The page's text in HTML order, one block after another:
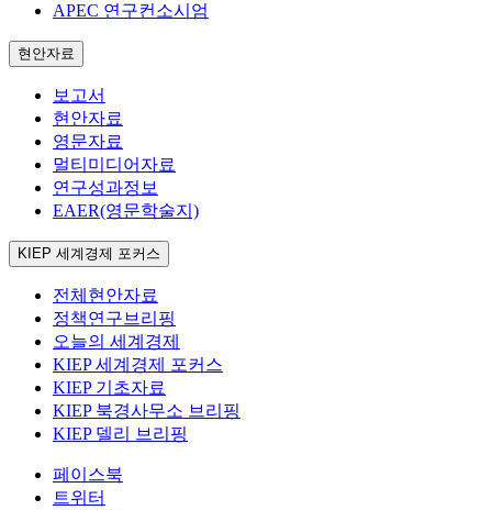
APEC 연구컨소시엄
현안자료
보고서
현안자료
영문자료
멀티미디어자료
연구성과정보
EAER(영문학술지)
KIEP 세계경제 포커스
전체현안자료
정책연구브리핑
오늘의 세계경제
KIEP 세계경제 포커스
KIEP 기초자료
KIEP 북경사무소 브리핑
KIEP 델리 브리핑
페이스북
트위터